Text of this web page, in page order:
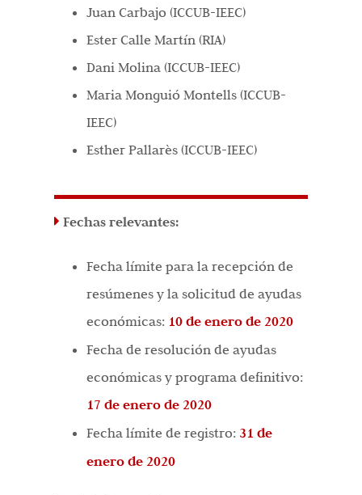
Juan Carbajo (ICCUB-IEEC)
Ester Calle Martín (RIA)
Dani Molina (ICCUB-IEEC)
Maria Monguió Montells (ICCUB-
IEEC)
Esther Pallarès (ICCUB-IEEC)
Fechas relevantes:
Fecha límite para la recepción de
resúmenes y la solicitud de ayudas
económicas: 10 de enero de 2020
Fecha de resolución de ayudas
económicas y programa definitivo:
17 de enero de 2020
Fecha límite de registro: 31 de
enero de 2020